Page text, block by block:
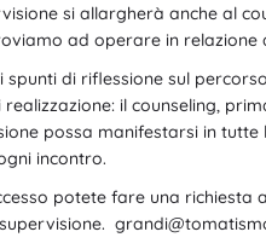
si allargherà anche al
ad operare in relazione
di riflessione sul
il counseling,
possa manifestarsi in
incontro.
potete fare una richiesta